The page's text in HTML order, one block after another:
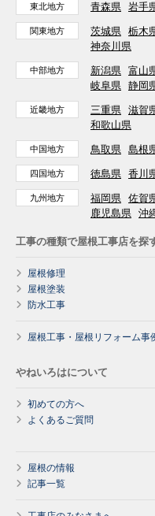
東北地方 青森県 岩手
関東地方 茨城県 栃木
神奈川県
中部地方 新潟県 富山
岐阜県 静岡
近畿地方 三重県 滋賀
和歌山県
中国地方 鳥取県 島根
四国地方 徳島県 香川
九州地方 福岡県 佐賀
鹿児島県 沖
工事の種類で屋根工事店を探
屋根修理
屋根塗装
防水工事
屋根工事・屋根リフォーム事
やねいろはについて
初めての方へ
よくあるご質問
屋根の情報
記事一覧